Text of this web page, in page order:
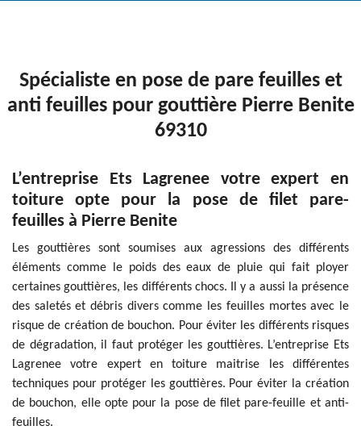
Spécialiste en pose de pare feuilles et
anti feuilles pour gouttière Pierre Benite
69310
L’entreprise Ets Lagrenee votre expert en
toiture opte pour la pose de filet pare-
feuilles à Pierre Benite
Les gouttières sont soumises aux agressions des différents
éléments comme le poids des eaux de pluie qui fait ployer
certaines gouttières, les différents chocs. Il y a aussi la présence
des saletés et débris divers comme les feuilles mortes avec le
risque de création de bouchon. Pour éviter les différents risques
de dégradation, il faut protéger les gouttières. L’entreprise Ets
Lagrenee votre expert en toiture maitrise les différentes
techniques pour protéger les gouttières. Pour éviter la création
de bouchon, elle opte pour la pose de filet pare-feuille et anti-
feuilles.